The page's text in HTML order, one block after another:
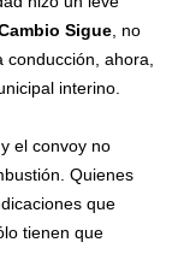
Sigue , no
ahora,
interino.
el convoy no
Quienes
que
tienen que